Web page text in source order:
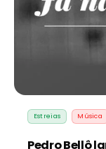
Estreias Música
Pedro Bellô